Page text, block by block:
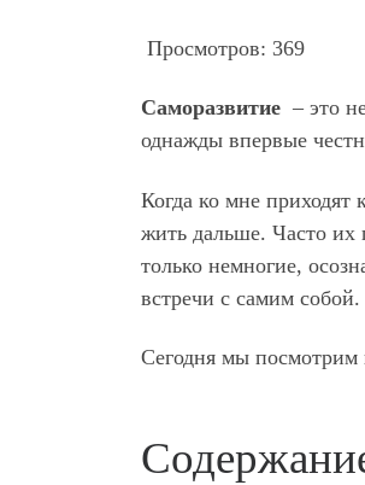
Просмотров: 369
Саморазвитие – это
однажды впервые
Когда ко мне приходят
жить дальше. Часто их
только немногие,
встречи с самим собой.
Сегодня мы посмотрим